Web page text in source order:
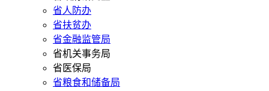
省人防办
省扶贫办
省金融监管局
省机关事务局
省医保局
省粮食和储备局